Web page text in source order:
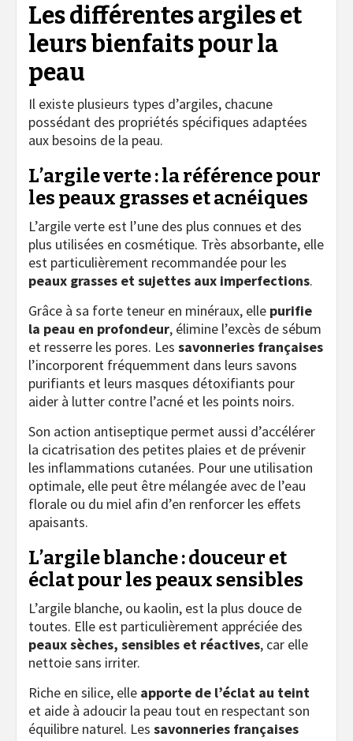
Les différentes argiles et
leurs bienfaits pour la
peau
Il existe plusieurs types d’argiles, chacune
possédant des propriétés spécifiques adaptées
aux besoins de la peau.
L’argile verte : la référence pour
les peaux grasses et acnéiques
L’argile verte est l’une des plus connues et des
plus utilisées en cosmétique. Très absorbante, elle
est particulièrement recommandée pour les
peaux grasses et sujettes aux imperfections.
Grâce à sa forte teneur en minéraux, elle purifie
la peau en profondeur, élimine l’excès de sébum
et resserre les pores. Les savonneries françaises
l’incorporent fréquemment dans leurs savons
purifiants et leurs masques détoxifiants pour
aider à lutter contre l’acné et les points noirs.
Son action antiseptique permet aussi d’accélérer
la cicatrisation des petites plaies et de prévenir
les inflammations cutanées. Pour une utilisation
optimale, elle peut être mélangée avec de l’eau
florale ou du miel afin d’en renforcer les effets
apaisants.
L’argile blanche : douceur et
éclat pour les peaux sensibles
L’argile blanche, ou kaolin, est la plus douce de
toutes. Elle est particulièrement appréciée des
peaux sèches, sensibles et réactives, car elle
nettoie sans irriter.
Riche en silice, elle apporte de l’éclat au teint
et aide à adoucir la peau tout en respectant son
équilibre naturel. Les savonneries françaises